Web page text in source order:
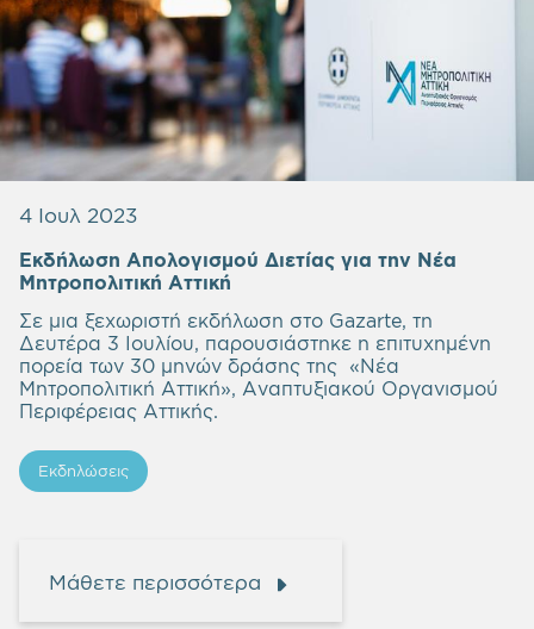
4 Ιουλ 2023
Εκδήλωση Απολογισμού Διετίας για την Νέα
Μητροπολιτική Αττική
Σε μια ξεχωριστή εκδήλωση στο Gazarte, τη
Δευτέρα 3 Ιουλίου, παρουσιάστηκε η επιτυχημένη
πορεία των 30 μηνών δράσης της «Νέα
Μητροπολιτική Αττική», Αναπτυξιακού Οργανισμού
Περιφέρειας Αττικής.
Εκδηλώσεις
Μάθετε περισσότερα